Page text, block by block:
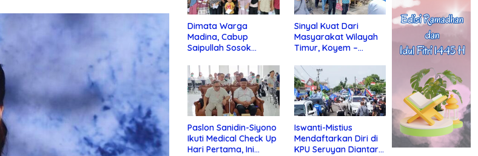
Dimata Warga
Madina, Cabup
Saipullah Sosok
Anak Yatim
Sinyal Kuat Dari
Masyarakat Wilayah
Timur, Koyem –
di Kotim
Paslon Sanidin-Siyono
Ikuti Medical Check Up
Hari Pertama, Ini
Iswanti-Mistius
Mendaftarkan Diri di
KPU Seruyan Diantar